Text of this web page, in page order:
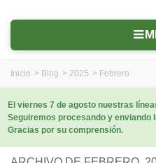
Inicio > Blog > 2025 > Febrero
El viernes 7 de agosto nuestras
Seguiremos procesando y enviando
Gracias por su comprensión.